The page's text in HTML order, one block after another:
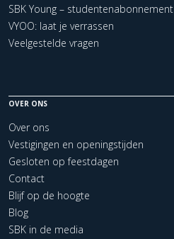
SBK Young – studentenabonnement
VYOO: laat je verrassen
Veelgestelde vragen
OVER ONS
Over ons
Vestigingen en openingstijden
Gesloten op feestdagen
Contact
Blijf op de hoogte
Blog
SBK in de media